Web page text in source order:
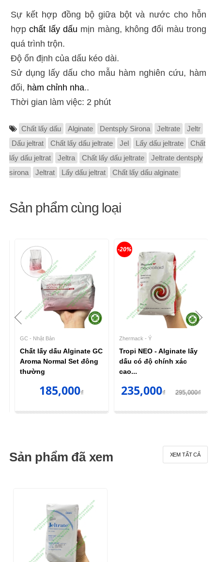
Sự kết hợp đồng bộ giữa bột và nước cho hỗn
hợpchất lấy dấu mịn màng, không đổi màu trong
quá trình trộn.
Độ ổn định của dấu kéo dài.
Sử dụng lấy dấu cho mẫu hàm nghiên cứu, hàm
đối, hàm chỉnh nha..
Thời gian làm việc: 2 phút
Chất lấy dấu Alginate Dentsply Sirona Jeltrate
Jeltr
Dấu jeltrat
Chất lấy dấu jeltrate Jel Lấy dấu jeltrate
Chất
lấy dấu jeltrat
Jeltra Chất lấy dấu jeltrate
Jeltrate dentsply
sirona
Jeltrat Lấy dấu jeltrat Chất lấy dấu alginate
Sản phẩm cùng loại
GC - Nhật Bản
Chất lấy dấu Alginate GC
Aroma Normal Set đông
thường
185,000₫
Zhermack - Ý
Tropi NEO - Alginate lấy
dấu có độ chính xác
cao...
235,000₫295,000₫
-20%
Sản phẩm đã xem XEM TẤT CẢ